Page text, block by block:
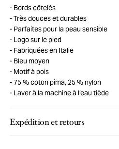
Bords côtelés
Très douces et durables
Parfaites pour la peau sensible
Logo sur le pied
Fabriquées en Italie
Bleu moyen
Motif à pois
75 % coton pima, 25 % nylon
Laver à la machine à l’eau tiède
Expédition et retours